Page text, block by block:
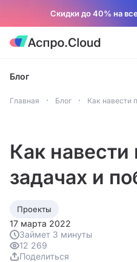
Скидки до 40% на
Блог
Главная Блог Как навести
Как навести
задачах и
Проекты
17 марта 2022
Займет 3 минуты
12 269
Поделиться